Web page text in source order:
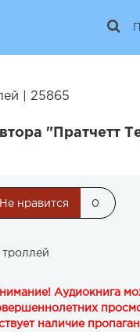
| 25865
"Пратчетт
Не нравится 0
троллей
Аудиокнига
наличие